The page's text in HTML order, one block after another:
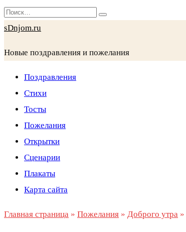
Перейти
к
Search
for:
sDnjom.ru
Новые поздравления и пожелания
Поздравления
Стихи
Тосты
Пожелания
Открытки
Сценарии
Плакаты
Карта сайта
Главная страница » Пожелания » Доброго утра »